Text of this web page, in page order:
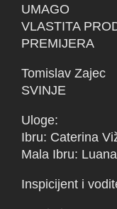
UMAGO
VLASTITA
PREMIJERA
Tomislav Zajec
SVINJE
Uloge:
Ibru: Caterina
Mala Ibru:
Inspicijent i